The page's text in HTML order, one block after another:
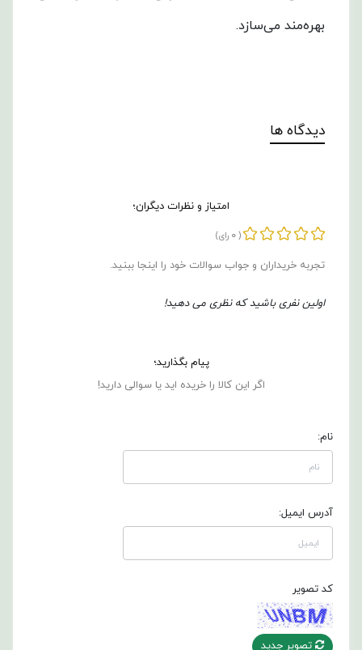
بهره‌مند می‌سازد.
دیدگاه ها
امتیاز و نظرات دیگران؛
(
0 رای)
تجربه خریداران و جواب سوالات خود را اینجا ببنید.
اولین نفری باشید که نظری می دهید!
پیام بگذارید؛
اگر این کالا را خریده اید یا سوالی دارید!
نام:
آدرس ایمیل:
کد تصویر
تصویر جدید